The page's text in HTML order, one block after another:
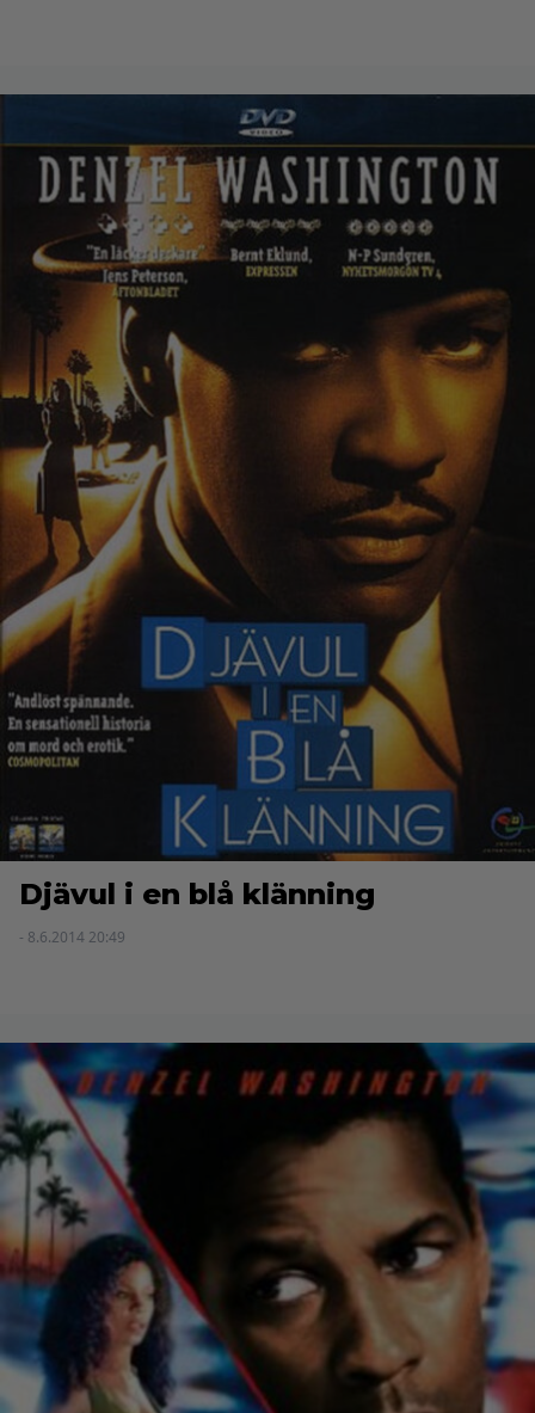
Djävul i en blå klänning
- 8.6.2014 20:49